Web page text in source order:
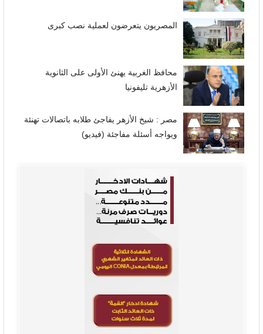
المصريون يتعرضون لعملية نصب كبرى
محافظ الغربية يهنئ الأولى على الثانوية
الأزهرية تليفونيا
مصر : شيخ الأزهر يفاجئ طلابه باتصالات تهنئة
ويواجه أسئلة مفاجئة (فيديو)